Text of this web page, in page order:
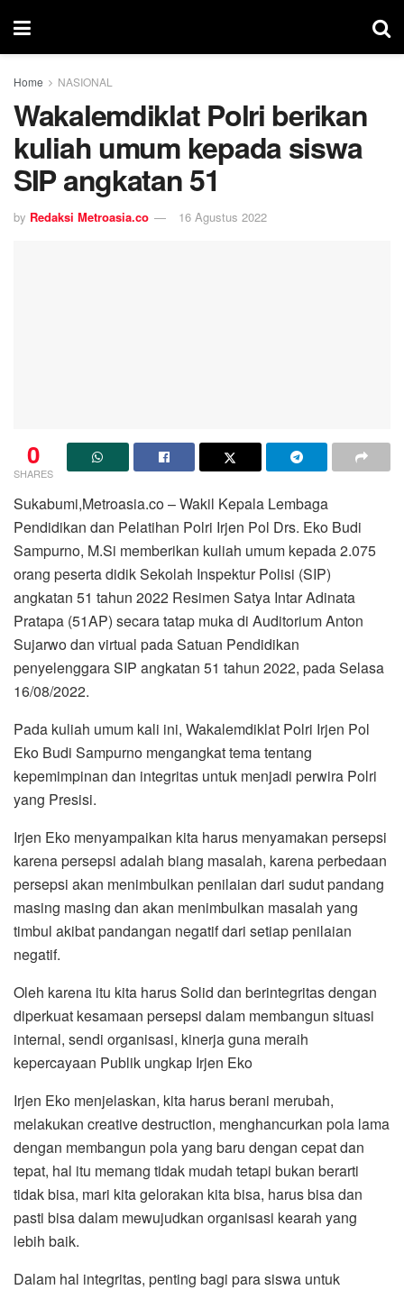
Home NASIONAL
Wakalemdiklat Polri berikan
kuliah umum kepada siswa
SIP angkatan 51
by Redaksi Metroasia.co 16 Agustus 2022
0
SHARES
Sukabumi,Metroasia.co – Wakil Kepala Lembaga
Pendidikan dan Pelatihan Polri Irjen Pol Drs. Eko Budi
Sampurno, M.Si memberikan kuliah umum kepada 2.075
orang peserta didik Sekolah Inspektur Polisi (SIP)
angkatan 51 tahun 2022 Resimen Satya Intar Adinata
Pratapa (51AP) secara tatap muka di Auditorium Anton
Sujarwo dan virtual pada Satuan Pendidikan
penyelenggara SIP angkatan 51 tahun 2022, pada Selasa
16/08/2022.
Pada kuliah umum kali ini, Wakalemdiklat Polri Irjen Pol
Eko Budi Sampurno mengangkat tema tentang
kepemimpinan dan integritas untuk menjadi perwira Polri
yang Presisi.
Irjen Eko menyampaikan kita harus menyamakan persepsi
karena persepsi adalah biang masalah, karena perbedaan
persepsi akan menimbulkan penilaian dari sudut pandang
masing masing dan akan menimbulkan masalah yang
timbul akibat pandangan negatif dari setiap penilaian
negatif.
Oleh karena itu kita harus Solid dan berintegritas dengan
diperkuat kesamaan persepsi dalam membangun situasi
internal, sendi organisasi, kinerja guna meraih
kepercayaan Publik ungkap Irjen Eko
Irjen Eko menjelaskan, kita harus berani merubah,
melakukan creative destruction, menghancurkan pola lama
dengan membangun pola yang baru dengan cepat dan
tepat, hal itu memang tidak mudah tetapi bukan berarti
tidak bisa, mari kita gelorakan kita bisa, harus bisa dan
pasti bisa dalam mewujudkan organisasi kearah yang
lebih baik.
Dalam hal integritas, penting bagi para siswa untuk